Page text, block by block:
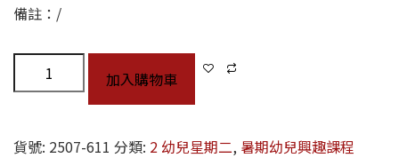
備註：/
加入購物車
貨號: 2507-611 分類: 2 幼兒星期二, 暑期幼兒興趣課程